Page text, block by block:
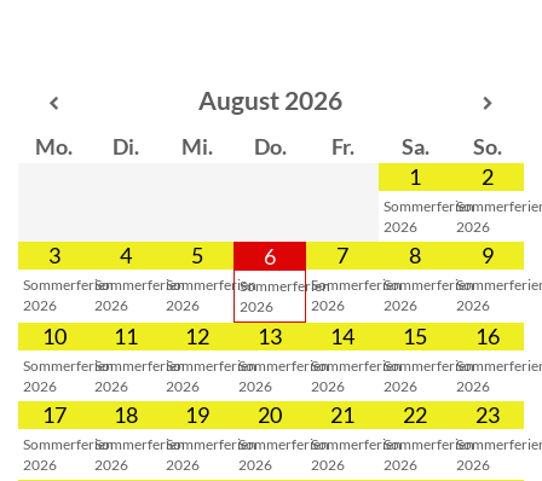
August 2026
Mo. Di. Mi. Do. Fr. Sa.
So.
1
Sommerferien
2026
2
2026
3
Sommerferien
2026
4
Sommerferien
2026
5
Sommerferien
2026
6
Sommerferien
2026
7
Sommerferien
2026
8
Sommerferien
2026
9
2026
10
Sommerferien
2026
11
Sommerferien
2026
12
Sommerferien
2026
13
Sommerferien
2026
14
Sommerferien
2026
15
Sommerferien
2026
16
2026
17
Sommerferien
2026
18
Sommerferien
2026
19
Sommerferien
2026
20
Sommerferien
2026
21
Sommerferien
2026
22
Sommerferien
2026
23
2026